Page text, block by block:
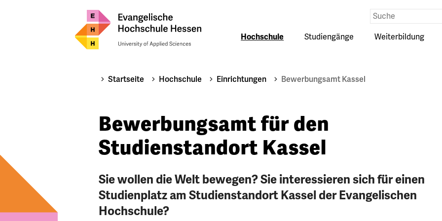
Eingabe
Suche
Hochschule
Untermenü
Studiengänge
Untermenü
Weiterbildung
Untermenü
Startseite Hochschule Einrichtungen Bewerbungsamt Kassel
Bewerbungsamt für den
Studienstandort Kassel
Sie wollen die Welt bewegen? Sie interessieren sich für einen
Studienplatz am Studienstandort Kassel der Evangelischen
Hochschule?